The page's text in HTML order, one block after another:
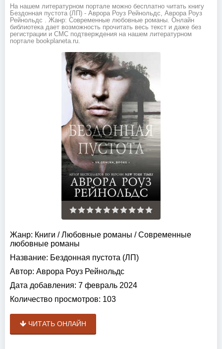
На нашем литературном портале можно бесплатно читать книгу
Бездонная пустота (ЛП) - Аврора Роуз Рейнольдс, Аврора Роуз
Рейнольдс . Жанр: Современные любовные романы. Онлайн
библиотека дает возможность прочитать весь текст и даже без
регистрации и СМС подтверждения на нашем литературном
портале bookplaneta.ru.
Жанр: Книги /Любовные романы /Современные
любовные романы
Название: Бездонная пустота (ЛП)
Автор: Аврора Роуз Рейнольдс
Дата добавления: 7 февраль 2024
Количество просмотров: 103
ЧИТАТЬ ОНЛАЙН